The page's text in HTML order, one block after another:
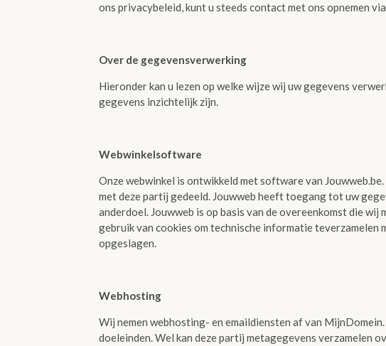
ons privacybeleid, kunt u steeds contact met ons opnemen via
Over de gegevensverwerking
Hieronder kan u lezen op welke wijze wij uw gegevens
gegevens inzichtelijk zijn.
Webwinkelsoftware
Onze webwinkel is ontwikkeld met software van
met deze partij gedeeld. Jouwweb heeft toegang tot uw
anderdoel. Jouwweb is op basis van de overeenkomst die
gebruik van cookies om technische informatie
opgeslagen.
Webhosting
Wij nemen webhosting- en emaildiensten af van
doeleinden. Wel kan deze partij metagegevens verzamelen